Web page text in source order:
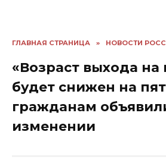
ГЛАВНАЯ СТРАНИЦА » НОВОСТИ
«Возраст выхода
будет снижен на
гражданам
изменении